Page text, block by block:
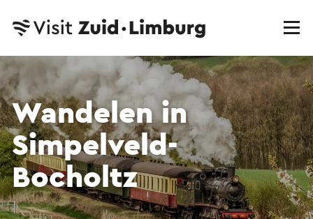
Wandelen in
Simpelveld-
Bocholtz